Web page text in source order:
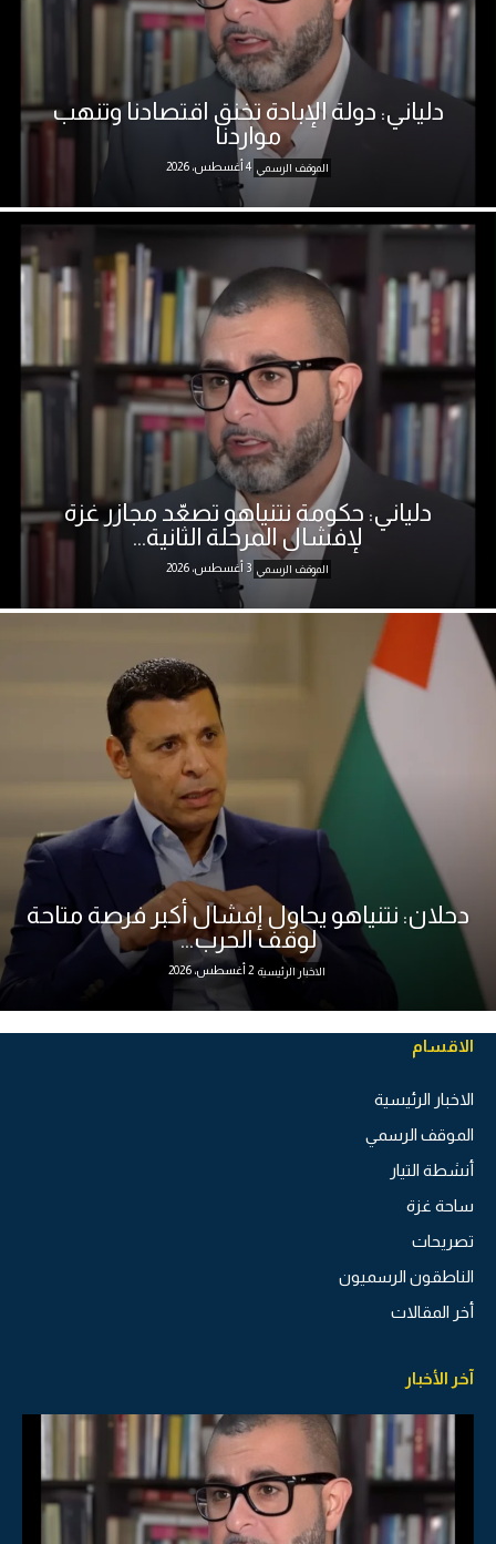
دلياني: دولة الإبادة تخنق اقتصادنا وتنهب
مواردنا
الموقف الرسمي 4 أغسطس، 2026
دلياني: حكومة نتنياهو تصعّد مجازر غزة
لإفشال المرحلة الثانية...
الموقف الرسمي 3 أغسطس، 2026
دحلان: نتنياهو يحاول إفشال أكبر فرصة متاحة
لوقف الحرب...
الاخبار الرئيسية 2 أغسطس، 2026
الاقسام
الاخبار الرئيسية
الموقف الرسمي
أنشطة التيار
ساحة غزة
تصريحات
الناطقون الرسميون
أخر المقالات
آخر الأخبار